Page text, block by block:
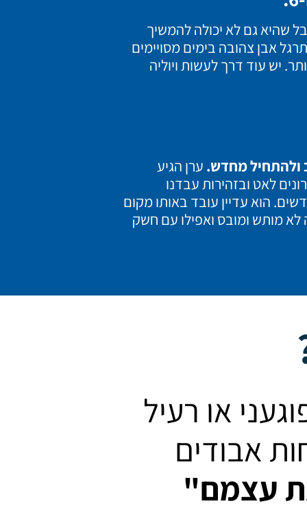
שהיא גם לא יכולה להמשיך
אבן צהובה בימים מסויימים
יש עוד דרך לעשות ויוליה
ולהתחיל מחדש. ערן הגיע
לאט ובזהירות עבדנו
הוא עדיין עובד באותו מקום
מותש ומובס ואפילו עם חשק
או רעיל
אבודים
עצמם"